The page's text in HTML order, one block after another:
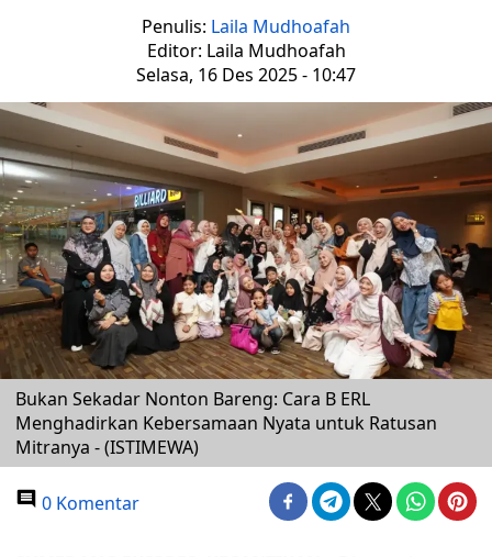
Penulis: Laila Mudhoafah
Editor: Laila Mudhoafah
Selasa, 16 Des 2025 - 10:47
Bukan Sekadar Nonton Bareng: Cara B ERL
Menghadirkan Kebersamaan Nyata untuk Ratusan
Mitranya - (ISTIMEWA)
0 Komentar